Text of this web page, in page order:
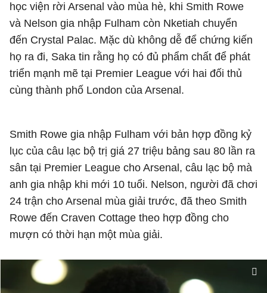
học viện rời Arsenal vào mùa hè, khi Smith Rowe
và Nelson gia nhập Fulham còn Nketiah chuyển
đến Crystal Palac. Mặc dù không dễ để chứng kiến
họ ra đi, Saka tin rằng họ có đủ phẩm chất để phát
triển mạnh mẽ tại Premier League với hai đối thủ
cùng thành phố London của Arsenal.
Smith Rowe gia nhập Fulham với bản hợp đồng kỷ
lục của câu lạc bộ trị giá 27 triệu bảng sau 80 lần ra
sân tại Premier League cho Arsenal, câu lạc bộ mà
anh gia nhập khi mới 10 tuổi. Nelson, người đã chơi
24 trận cho Arsenal mùa giải trước, đã theo Smith
Rowe đến Craven Cottage theo hợp đồng cho
mượn có thời hạn một mùa giải.